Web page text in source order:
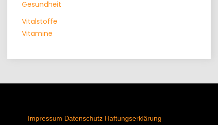
Gesundheit
Vitalstoffe
Vitamine
Impressum Datenschutz Haftungserklärung